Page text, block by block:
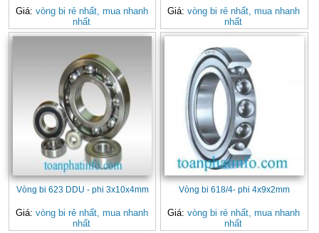
Giá: vòng bi rẻ nhất, mua nhanh
nhất
Giá: vòng bi rẻ nhất, mua nhanh
nhất
Vòng bi 623 DDU - phi 3x10x4mm
Giá: vòng bi rẻ nhất, mua nhanh
nhất
Vòng bi 618/4- phi 4x9x2mm
Giá: vòng bi rẻ nhất, mua nhanh
nhất